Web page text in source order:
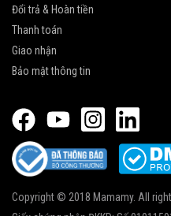
Đổi trả & Hoàn tiền
Thanh toán
Giao nhận
Bảo mật thông tin
Copyright © 2018 Mamamy. All